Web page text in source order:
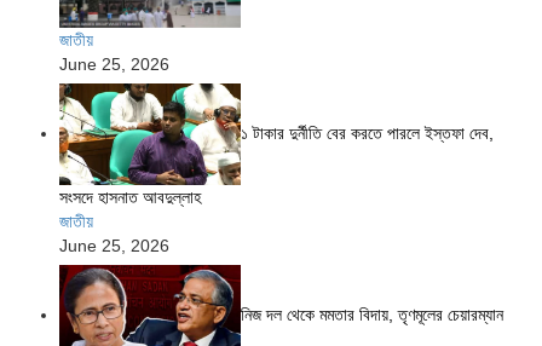
জাতীয়
June 25, 2026
১ টাকার দুর্নীতি বের করতে পারলে ইস্তফা দেব,
সংসদে হাসনাত আবদুল্লাহ
জাতীয়
June 25, 2026
নিজ দল থেকে মমতার বিদায়, তৃণমূলের চেয়ারম্যান